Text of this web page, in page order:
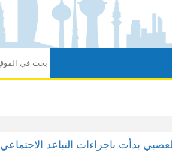
بدأت باجراءات التباعد الاجتماعي